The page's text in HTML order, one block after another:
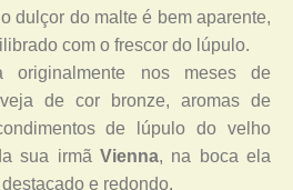
dulçor do malte é bem aparente,
com o frescor do lúpulo.
originalmente nos meses de
de cor bronze, aromas de
de lúpulo do velho
sua irmã Vienna, na boca ela
e redondo.